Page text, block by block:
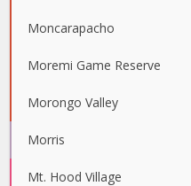
Moncarapacho
Moremi Game Reserve
Morongo Valley
Morris
Mt. Hood Village